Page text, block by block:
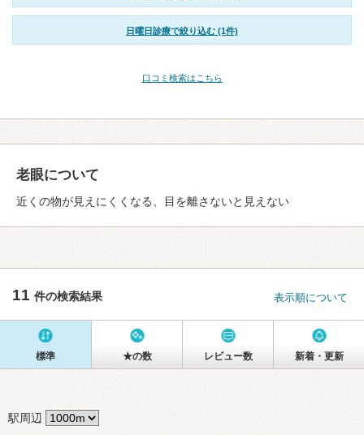
日曜日診療で絞り込む (1件)
口コミ検索はこちら
老眼について
近くの物が見えにくくなる、目を離さないと見えない
11 件の検索結果 表示順について
標準 ★の数 レビュー数 新着・更新
駅周辺